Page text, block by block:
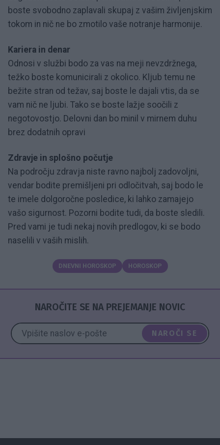
boste svobodno zaplavali skupaj z vašim življenjskim
tokom in nič ne bo zmotilo vaše notranje harmonije.
Kariera in denar
Odnosi v službi bodo za vas na meji nevzdržnega,
težko boste komunicirali z okolico. Kljub temu ne
bežite stran od težav, saj boste le dajali vtis, da se
vam nič ne ljubi. Tako se boste lažje soočili z
negotovostjo. Delovni dan bo minil v mirnem duhu
brez dodatnih opravi
Zdravje in splošno počutje
Na področju zdravja niste ravno najbolj zadovoljni,
vendar bodite premišljeni pri odločitvah, saj bodo le
te imele dolgoročne posledice, ki lahko zamajejo
vašo sigurnost. Pozorni bodite tudi, da boste sledili.
Pred vami je tudi nekaj novih predlogov, ki se bodo
naselili v vaših mislih.
DNEVNI HOROSKOP HOROSKOP
NAROČITE SE NA PREJEMANJE NOVIC
NAROČI SE